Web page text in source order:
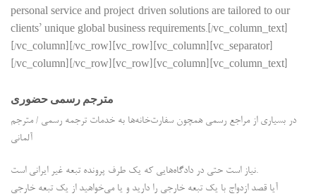
personal service and project-driven solutions are tailored to our
clients’ unique global business requirements.[/vc_column_text]
[/vc_column][/vc_row][vc_row][vc_column][vc_separator]
[/vc_column][/vc_row][vc_row][vc_column][vc_column_text]
مترجم رسمی حضوری
در بسیاری از مراجع رسمی همچون سفارت‌خانه‌ها به خدمات ترجمه رسمی / مترجم
آلمانی
نیاز است حتی در دادگاه‌هایی که یک طرف پرونده تبعه غیر ایرانی است.
آیا قصد ازدواج با یک تبعه خارجی را دارید و یا می‌خواهید از یک تبعه خارجی